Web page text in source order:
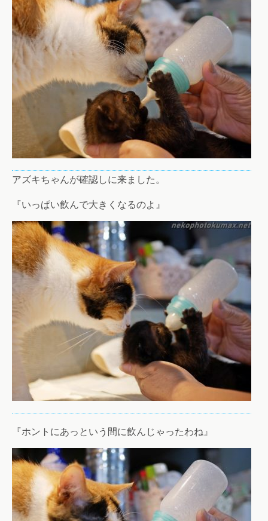
アズキちゃんが確認しに来ました。
『いっぱい飲んで大きくなるのよ』
『ホントにあっという間に飲んじゃったわね』